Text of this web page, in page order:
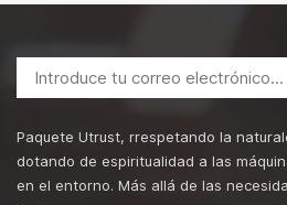
Paquete Utrust, rrespetando la
dotando de espiritualidad a las
en el entorno. Más allá de las